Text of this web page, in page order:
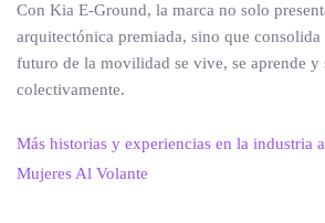
Con Kia E-Ground, la marca no solo
arquitectónica premiada, sino que
futuro de la movilidad se vive, se aprende y
colectivamente.
Más historias y experiencias en la industria
Mujeres Al Volante